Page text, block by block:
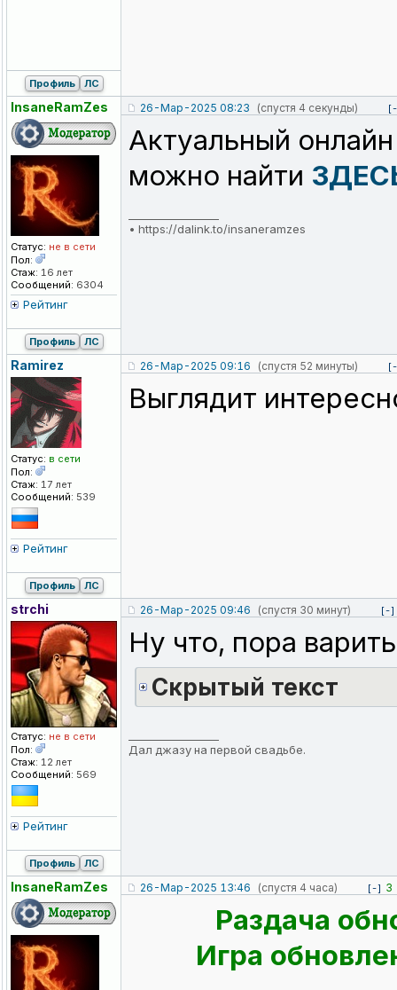
Профиль ЛС
InsaneRamZes
Статус: не в сети
Пол:
Стаж: 16 лет
Сообщений: 6304
Рейтинг
26-Мар-2025 08:23 (спустя 4 секунды)
Актуальный
можно найти
• https://dalink.to/insaneramzes
Профиль ЛС
Ramirez
Статус: в сети
Пол:
Стаж: 17 лет
Сообщений: 539
Рейтинг
26-Мар-2025 09:16 (спустя 52 минуты)
Выглядит
Профиль ЛС
strchi
Статус: не в сети
Пол:
Стаж: 12 лет
Сообщений: 569
Рейтинг
26-Мар-2025 09:46 (спустя 30 минут) [-]
Ну что, пора
Cкрытый текст
Дал джазу на первой свадьбе.
Профиль ЛС
InsaneRamZes 26-Мар-2025 13:46 (спустя 4 часа) [-] 3
Раздача
Игра